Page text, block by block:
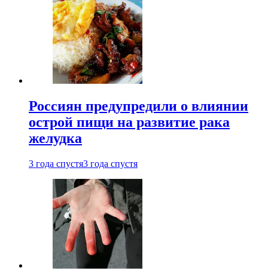
Россиян предупредили о влиянии
острой пищи на развитие рака
желудка
3 года спустя3 года спустя